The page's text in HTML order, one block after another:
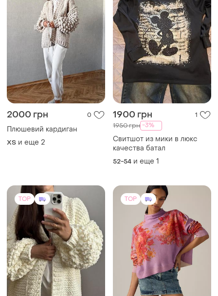
2000 грн 0
Плюшевий кардиган
ХS и еще 2
1900 грн 1
1950 грн -3%
Свитшот из мики в люкс
качества батал
52-54 и еще 1
TOP TOP